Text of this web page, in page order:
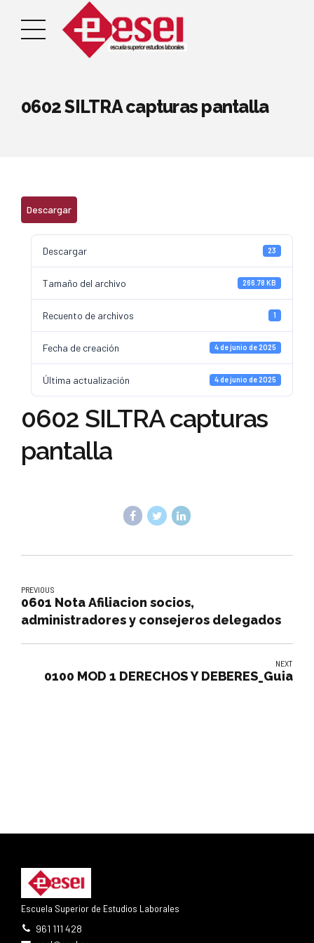
0602 SILTRA capturas pantalla
Descargar
Descargar 23
Tamaño del archivo 266.78 KB
Recuento de archivos 1
Fecha de creación 4 de junio de 2025
Última actualización 4 de junio de 2025
0602 SILTRA capturas
pantalla
PREVIOUS
0601 Nota Afiliacion socios,
administradores y consejeros delegados
NEXT
0100 MOD 1 DERECHOS Y DEBERES_Guia
Escuela Superior de Estudios Laborales
961 111 428